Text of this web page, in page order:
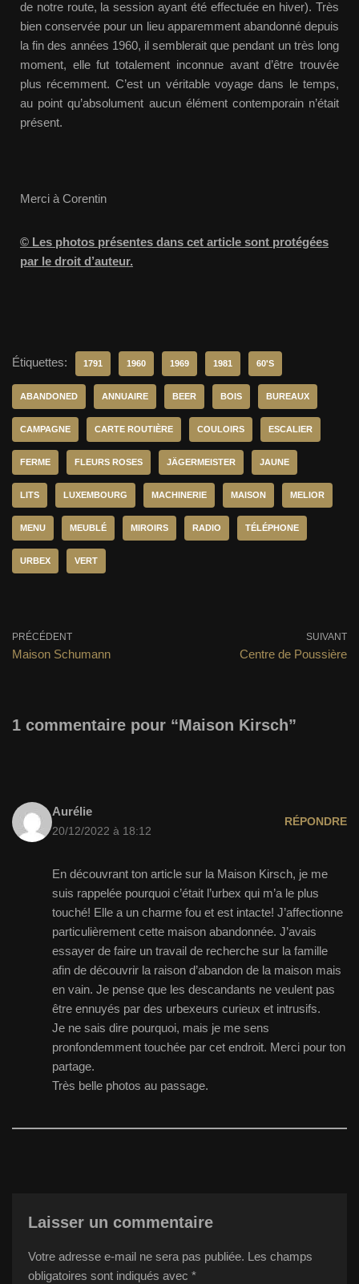
de notre route, la session ayant été effectuée en hiver). Très
bien conservée pour un lieu apparemment abandonné depuis
la fin des années 1960, il semblerait que pendant un très long
moment, elle fut totalement inconnue avant d’être trouvée
plus récemment. C’est un véritable voyage dans le temps,
au point qu’absolument aucun élément contemporain n’était
présent.
Merci à Corentin
© Les photos présentes dans cet article sont protégées
par le droit d’auteur.
Étiquettes: 1791 1960 1969 1981 60'S
ABANDONED ANNUAIRE BEER BOIS BUREAUX
CAMPAGNE CARTE ROUTIÈRE COULOIRS ESCALIER
FERME FLEURS ROSES JÄGERMEISTER JAUNE
LITS LUXEMBOURG MACHINERIE MAISON MELIOR
MENU MEUBLÉ MIROIRS RADIO TÉLÉPHONE
URBEX VERT
PRÉCÉDENT
Maison Schumann
SUIVANT
Centre de Poussière
1 commentaire pour “Maison Kirsch”
Aurélie
20/12/2022 à 18:12
RÉPONDRE
En découvrant ton article sur la Maison Kirsch, je me
suis rappelée pourquoi c’était l’urbex qui m’a le plus
touché! Elle a un charme fou et est intacte! J’affectionne
particulièrement cette maison abandonnée. J’avais
essayer de faire un travail de recherche sur la famille
afin de découvrir la raison d’abandon de la maison mais
en vain. Je pense que les descandants ne veulent pas
être ennuyés par des urbexeurs curieux et intrusifs.
Je ne sais dire pourquoi, mais je me sens
pronfondemment touchée par cet endroit. Merci pour ton
partage.
Très belle photos au passage.
Laisser un commentaire
Votre adresse e-mail ne sera pas publiée. Les champs
obligatoires sont indiqués avec *